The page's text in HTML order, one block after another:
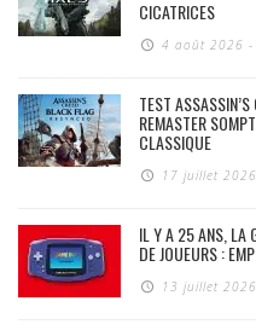
CICATRICES
4 août 2026
TEST
REMASTER
CLASSIQUE
17 juillet
IL Y A 25 ANS, LA
DE JOUEURS :
13 juillet